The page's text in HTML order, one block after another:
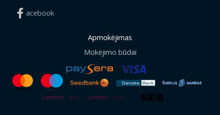
acebook
Apmokėjimas
Mokėjimo būdai